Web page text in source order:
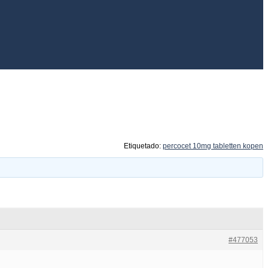
Etiquetado: percocet 10mg tabletten kopen
#477053